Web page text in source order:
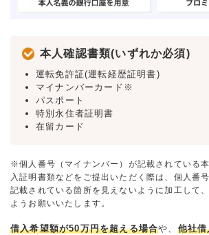
本人確認書類(いずれか必須)
運転免許証(運転経歴証明書)
マイナンバーカード※
パスポート
特別永住者証明書
在留カード
※個人番号（マイナンバー）が記載されている
入証明書類などをご提出いただく際は、個人番
記載されている箇所を見えないように加工して
ようお願いいたします。
借入希望額が50万円を超える場合や、 他社